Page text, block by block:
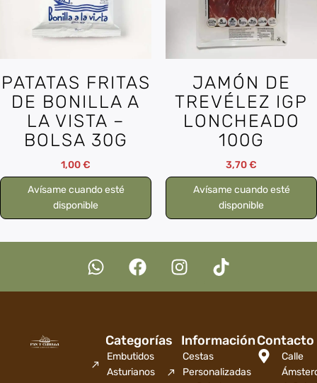
PATATAS FRITAS
DE BONILLA A
LA VISTA –
BOLSA 30G
1,00€
Avísame cuando esté
disponible
JAMÓN DE
TREVÉLEZ IGP
LONCHEADO
100G
3,70€
Avísame cuando esté
disponible
Categorías
Embutidos
Asturianos
Información
Cestas
Personalizadas
Contacto
Calle